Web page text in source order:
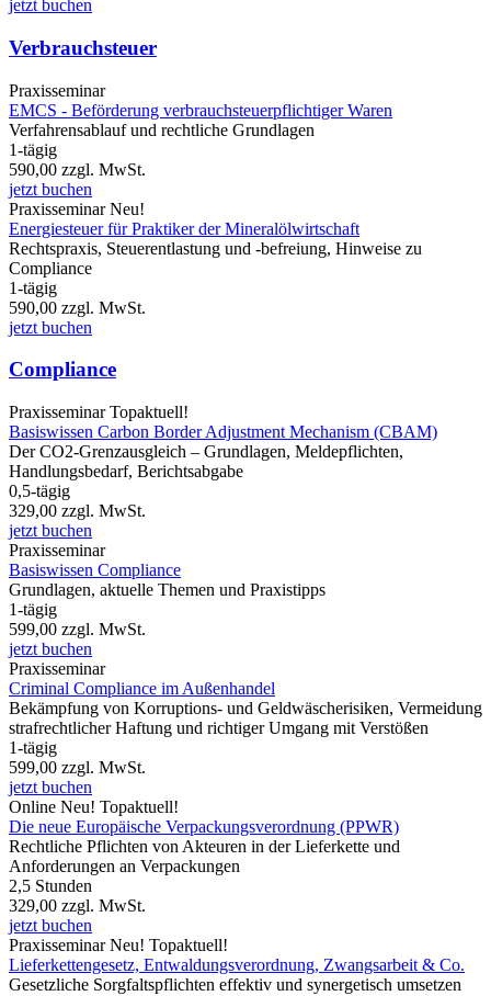
jetzt buchen
Verbrauchsteuer
Praxisseminar
EMCS - Beförderung verbrauchsteuerpflichtiger Waren
Verfahrensablauf und rechtliche Grundlagen
1-tägig
590,00 zzgl. MwSt.
jetzt buchen
Praxisseminar Neu!
Energiesteuer für Praktiker der Mineralölwirtschaft
Rechtspraxis, Steuerentlastung und -befreiung, Hinweise zu
Compliance
1-tägig
590,00 zzgl. MwSt.
jetzt buchen
Compliance
Praxisseminar Topaktuell!
Basiswissen Carbon Border Adjustment Mechanism (CBAM)
Der CO2-Grenzausgleich – Grundlagen, Meldepflichten,
Handlungsbedarf, Berichtsabgabe
0,5-tägig
329,00 zzgl. MwSt.
jetzt buchen
Praxisseminar
Basiswissen Compliance
Grundlagen, aktuelle Themen und Praxistipps
1-tägig
599,00 zzgl. MwSt.
jetzt buchen
Praxisseminar
Criminal Compliance im Außenhandel
Bekämpfung von Korruptions- und Geldwäscherisiken, Vermeidung
strafrechtlicher Haftung und richtiger Umgang mit Verstößen
1-tägig
599,00 zzgl. MwSt.
jetzt buchen
Online Neu! Topaktuell!
Die neue Europäische Verpackungsverordnung (PPWR)
Rechtliche Pflichten von Akteuren in der Lieferkette und
Anforderungen an Verpackungen
2,5 Stunden
329,00 zzgl. MwSt.
jetzt buchen
Praxisseminar Neu! Topaktuell!
Lieferkettengesetz, Entwaldungsverordnung, Zwangsarbeit & Co.
Gesetzliche Sorgfaltspflichten effektiv und synergetisch umsetzen